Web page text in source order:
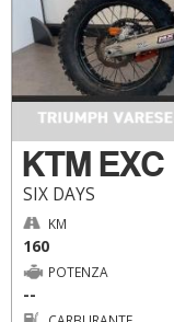
KTM EXC
SIX DAYS
KM
160
POTENZA
--